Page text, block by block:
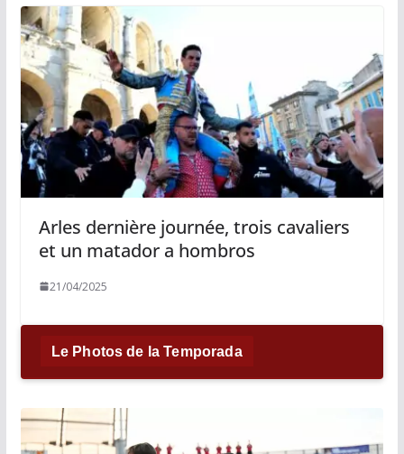
Arles dernière journée, trois cavaliers
et un matador a hombros
21/04/2025
Le Photos de la Temporada